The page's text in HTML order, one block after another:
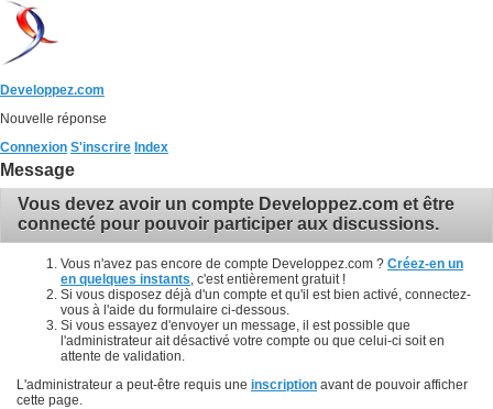
Developpez.com
Nouvelle réponse
Connexion S'inscrire Index
Message
Vous devez avoir un compte Developpez.com et être
connecté pour pouvoir participer aux discussions.
Vous n'avez pas encore de compte Developpez.com ? Créez-en un
en quelques instants , c'est entièrement gratuit !
Si vous disposez déjà d'un compte et qu'il est bien activé, connectez-
vous à l'aide du formulaire ci-dessous.
Si vous essayez d'envoyer un message, il est possible que
l'administrateur ait désactivé votre compte ou que celui-ci soit en
attente de validation.
L'administrateur a peut-être requis une inscription avant de pouvoir afficher
cette page.